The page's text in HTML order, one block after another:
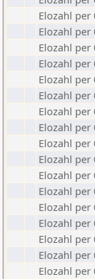
Elozahl per
Elozahl per
Elozahl per
Elozahl per
Elozahl per
Elozahl per
Elozahl per
Elozahl per
Elozahl per
Elozahl per
Elozahl per
Elozahl per
Elozahl per
Elozahl per
Elozahl per
Elozahl per
Elozahl per